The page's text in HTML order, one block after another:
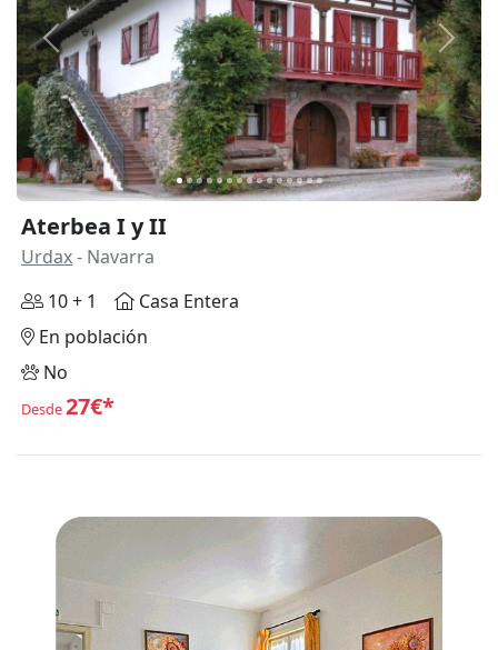
Anterior
Aterbea I y II
Urdax- Navarra
10 + 1
Casa Entera
En población
No
Desde27€*